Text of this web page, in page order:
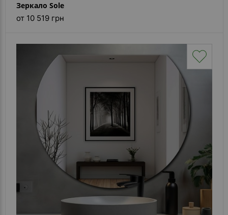
Зеркало Sole
от 10 519 грн